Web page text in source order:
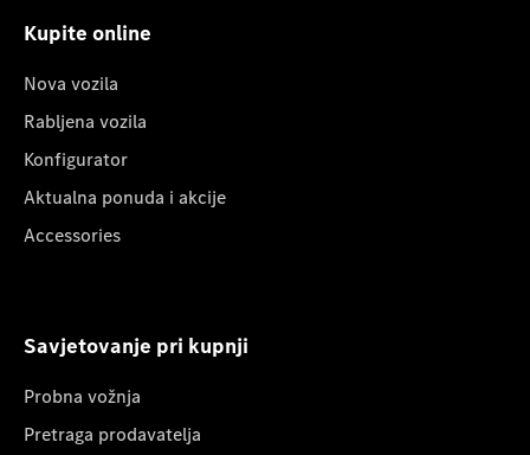
Kupite online
Nova vozila
Rabljena vozila
Konfigurator
Aktualna ponuda i akcije
Accessories
Savjetovanje pri kupnji
Probna vožnja
Pretraga prodavatelja